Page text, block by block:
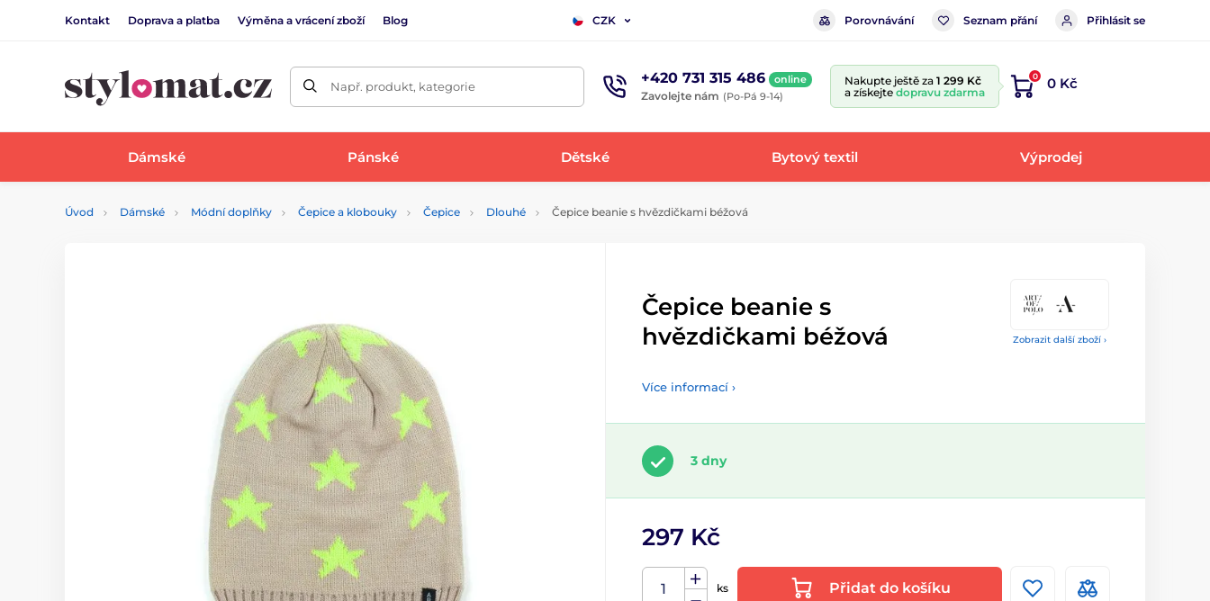
Kontakt Doprava a platba Výměna a vrácení zboží Blog CZK Porovnávání Seznam přání Přihlásit se
Např. produkt, kategorie +420 731 315 486 online
Zavolejte nám (Po-Pá 9-14)
Nakupte ještě za 1 299 Kč
a získejte dopravu zdarma
0 0 Kč
Dámské Pánské Dětské Bytový textil Výprodej
Úvod Dámské Módní doplňky Čepice a klobouky Čepice Dlouhé Čepice beanie s hvězdičkami béžová
Zobrazit další zboží ›
Čepice beanie s
hvězdičkami béžová
Více informací ›
3 dny
297 Kč
ks Přidat do košíku